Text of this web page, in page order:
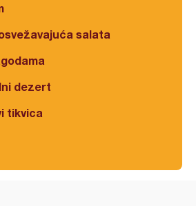
salata
dezert
tikvica